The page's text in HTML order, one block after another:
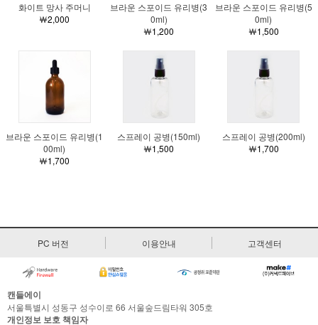
화이트 망사 주머니
￦2,000
브라운 스포이드 유리병(3
0ml)
￦1,200
브라운 스포이드 유리병(5
0ml)
￦1,500
브라운 스포이드 유리병(1
00ml)
￦1,700
스프레이 공병(150ml)
￦1,500
스프레이 공병(200ml)
￦1,700
PC 버전 이용안내 고객센터
캔들에이
서울특별시 성동구 성수이로 66 서울숲드림타워 305호
개인정보 보호 책임자